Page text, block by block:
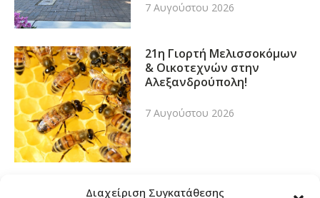
Διαχείριση Συγκατάθεσης
7 Αυγούστου 2026
21η Γιορτή Μελισσοκόμων
& Οικοτεχνών στην
Αλεξανδρούπολη!
7 Αυγούστου 2026